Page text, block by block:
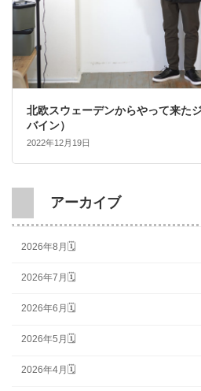
北欧スウェーデンからやって来た
バイン）
2022年12月19日
アーカイブ
2026年8月🗓
2026年7月🗓
2026年6月🗓
2026年5月🗓
2026年4月🗓